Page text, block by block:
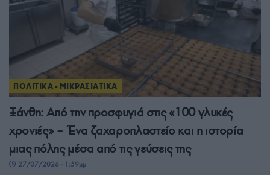
ΠΟΛΙΤΙΚΑ - ΜΙΚΡΑΣΙΑΤΙΚΑ
Ξάνθη: Από την προσφυγιά στις «100 γλυκές
χρονιές» – Ένα ζαχαροπλαστείο και η ιστορία
μιας πόλης μέσα από τις γεύσεις της
27/07/2026 - 1:59μμ